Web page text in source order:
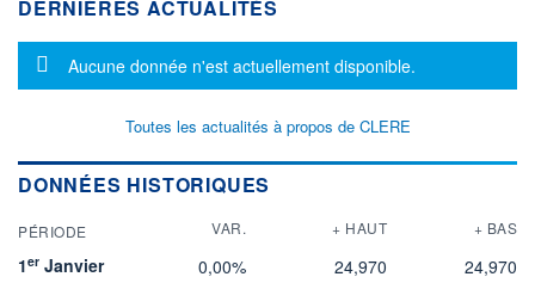
DERNIÈRES ACTUALITÉS
Message d'information
Aucune donnée n'est actuellement disponible.
Toutes les actualités à propos de CLERE
DONNÉES HISTORIQUES
PÉRIODE VAR. + HAUT + BAS
1er Janvier 0,00% 24,970
24,970